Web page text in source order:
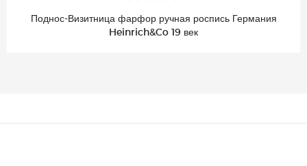
Поднос-Визитница фарфор ручная роспись Германия
Heinrich&Co 19 век